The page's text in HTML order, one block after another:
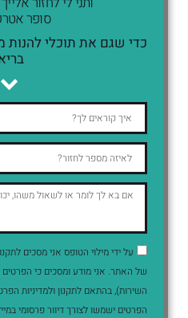
סופר
כדי שגם את תוכלי להנות
על ידי מילוי הטופס אני מסכים
של האתר. אני מודע ומסכים כי הפרטים
השירות), בהתאם לתקנון ולמדיניות